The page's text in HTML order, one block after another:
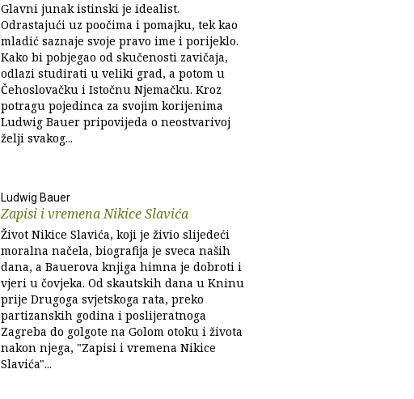
Glavni junak istinski je idealist.
Odrastajući uz poočima i pomajku, tek kao
mladić saznaje svoje pravo ime i porijeklo.
Kako bi pobjegao od skučenosti zavičaja,
odlazi studirati u veliki grad, a potom u
Čehoslovačku i Istočnu Njemačku. Kroz
potragu pojedinca za svojim korijenima
Ludwig Bauer pripovijeda o neostvarivoj
želji svakog...
Ludwig Bauer
Zapisi i vremena Nikice Slavića
Život Nikice Slavića, koji je živio slijedeći
moralna načela, biografija je sveca naših
dana, a Bauerova knjiga himna je dobroti i
vjeri u čovjeka. Od skautskih dana u Kninu
prije Drugoga svjetskoga rata, preko
partizanskih godina i poslijeratnoga
Zagreba do golgote na Golom otoku i života
nakon njega, "Zapisi i vremena Nikice
Slavića"...